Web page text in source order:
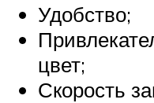
Удобство;
цвет;
Скорость